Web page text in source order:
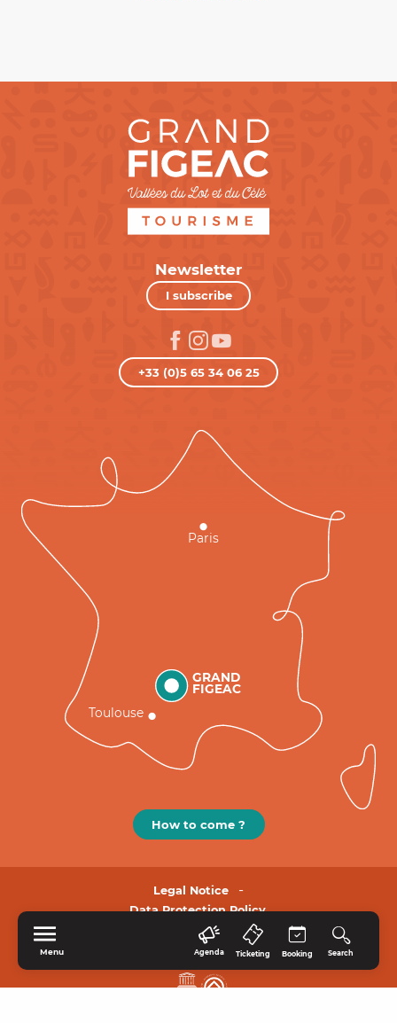
Menu Agenda Ticketing Booking Search
Newsletter
I subscribe
+33 (0)5 65 34 06 25
GRAND
FIGEAC
Toulouse
Paris
How to come ?
Legal Notice
Data Protection Policy.